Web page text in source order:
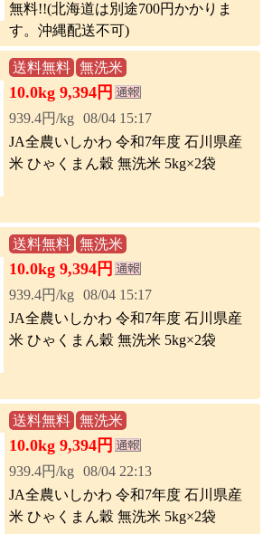
無料!!(北海道は別途700円かかりま
す。沖縄配送不可)
送料無料 無洗米
10.0kg 9,394円
939.4円/kg 08/04 15:17
JA全農いしかわ 令和7年度 石川県産
米 ひゃくまん穀 無洗米 5kg×2袋
送料無料 無洗米
10.0kg 9,394円
939.4円/kg 08/04 15:17
JA全農いしかわ 令和7年度 石川県産
米 ひゃくまん穀 無洗米 5kg×2袋
送料無料 無洗米
10.0kg 9,394円
939.4円/kg 08/04 22:13
JA全農いしかわ 令和7年度 石川県産
米 ひゃくまん穀 無洗米 5kg×2袋